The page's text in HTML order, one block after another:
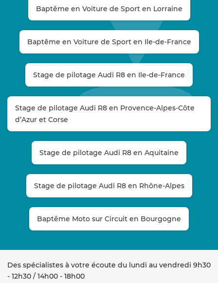
Baptême en Voiture de Sport en Lorraine
Baptême en Voiture de Sport en Ile-de-France
Stage de pilotage Audi R8 en Ile-de-France
Stage de pilotage Audi R8 en Provence-Alpes-Côte
d’Azur et Corse
Stage de pilotage Audi R8 en Aquitaine
Stage de pilotage Audi R8 en Rhône-Alpes
Baptême Moto sur Circuit en Bourgogne
Des spécialistes à votre écoute du lundi au vendredi 9h30
- 12h30 / 14h00 - 18h00